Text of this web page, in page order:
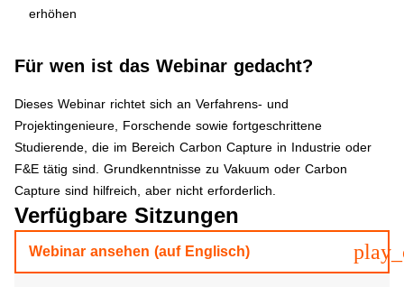
erhöhen
Für wen ist das Webinar gedacht?
Dieses Webinar richtet sich an Verfahrens- und
Projektingenieure, Forschende sowie fortgeschrittene
Studierende, die im Bereich Carbon Capture in Industrie oder
F&E tätig sind. Grundkenntnisse zu Vakuum oder Carbon
Capture sind hilfreich, aber nicht erforderlich.
Verfügbare Sitzungen
Webinar ansehen (auf Englisch)